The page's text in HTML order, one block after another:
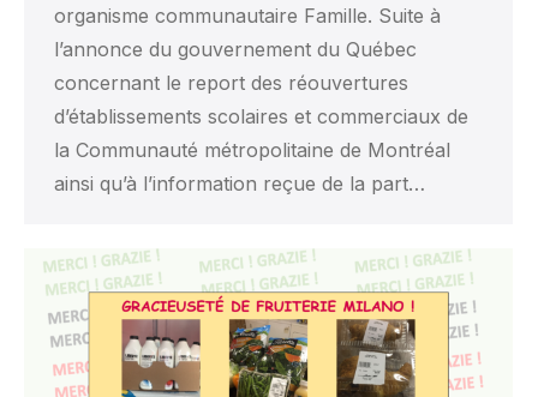
organisme communautaire Famille. Suite à
l’annonce du gouvernement du Québec
concernant le report des réouvertures
d’établissements scolaires et commerciaux de
la Communauté métropolitaine de Montréal
ainsi qu’à l’information reçue de la part…